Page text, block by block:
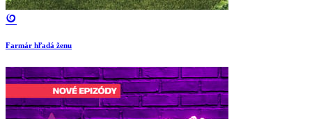
Farmár hľadá ženu